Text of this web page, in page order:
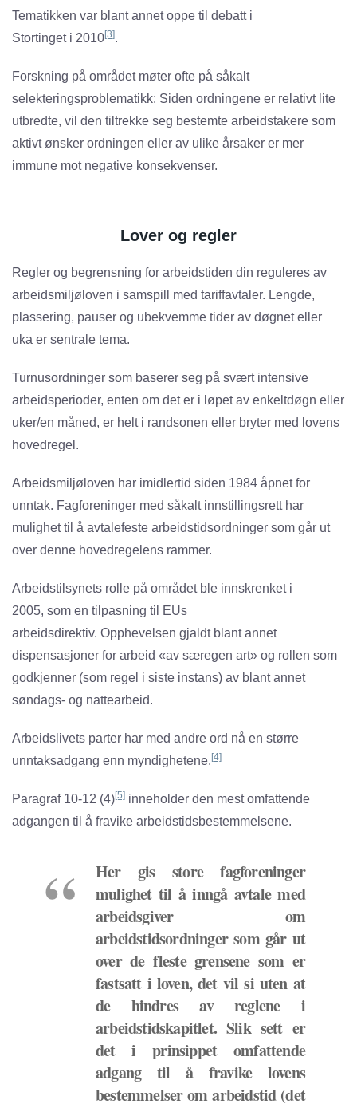
Tematikken var blant annet oppe til debatt i
Stortinget i 2010[3].
Forskning på området møter ofte på såkalt
selekteringsproblematikk: Siden ordningene er relativt lite
utbredte, vil den tiltrekke seg bestemte arbeidstakere som
aktivt ønsker ordningen eller av ulike årsaker er mer
immune mot negative konsekvenser.
Lover og regler
Regler og begrensning for arbeidstiden din reguleres av
arbeidsmiljøloven i samspill med tariffavtaler. Lengde,
plassering, pauser og ubekvemme tider av døgnet eller
uka er sentrale tema.
Turnusordninger som baserer seg på svært intensive
arbeidsperioder, enten om det er i løpet av enkeltdøgn eller
uker/en måned, er helt i randsonen eller bryter med lovens
hovedregel.
Arbeidsmiljøloven har imidlertid siden 1984 åpnet for
unntak. Fagforeninger med såkalt innstillingsrett har
mulighet til å avtalefeste arbeidstidsordninger som går ut
over denne hovedregelens rammer.
Arbeidstilsynets rolle på området ble innskrenket i
2005, som en tilpasning til EUs
arbeidsdirektiv. Opphevelsen gjaldt blant annet
dispensasjoner for arbeid «av særegen art» og rollen som
godkjenner (som regel i siste instans) av blant annet
søndags- og nattearbeid.
Arbeidslivets parter har med andre ord nå en større
unntaksadgang enn myndighetene. [4]
Paragraf 10-12 (4)[5] inneholder den mest omfattende
adgangen til å fravike arbeidstidsbestemmelsene.
Her gis store fagforeninger
mulighet til å inngå avtale med
arbeidsgiver om
arbeidstidsordninger som går ut
over de fleste grensene som er
fastsatt i loven, det vil si uten at
de hindres av reglene i
arbeidstidskapitlet. Slik sett er
det i prinsippet omfattende
adgang til å fravike lovens
bestemmelser om arbeidstid (det